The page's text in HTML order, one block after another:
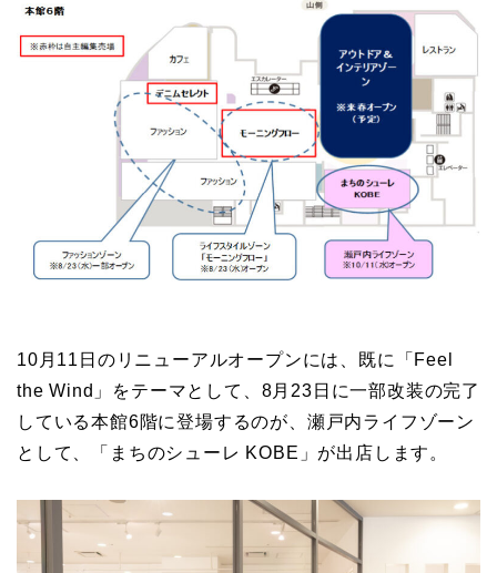
10月11日のリニューアルオープンには、既に「Feel
the Wind」をテーマとして、8月23日に一部改装の完了
している本館6階に登場するのが、瀬戸内ライフゾーン
として、「まちのシューレ KOBE」が出店します。